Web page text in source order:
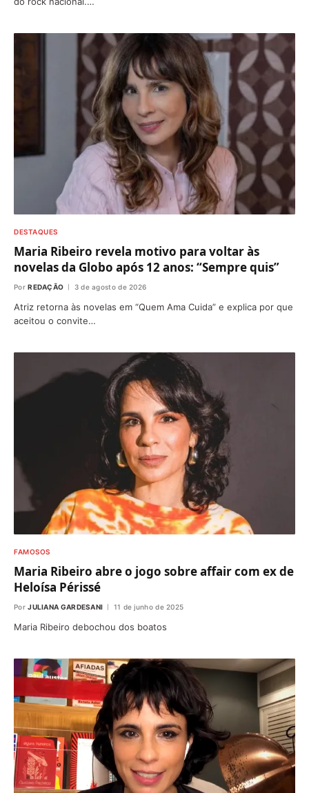
DESTAQUES
Maria Ribeiro revela motivo para voltar às
novelas da Globo após 12 anos: “Sempre quis”
Por REDAÇÃO 3 de agosto de 2026
Atriz retorna às novelas em “Quem Ama Cuida” e explica por que
aceitou o convite…
FAMOSOS
Maria Ribeiro abre o jogo sobre affair com ex de
Heloísa Périssé
Por JULIANA GARDESANI 11 de junho de 2025
Maria Ribeiro debochou dos boatos